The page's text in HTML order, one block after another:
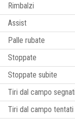
Rimbalzi
Assist
Palle rubate
Stoppate
Stoppate subite
Tiri dal campo segnati
Tiri dal campo tentati